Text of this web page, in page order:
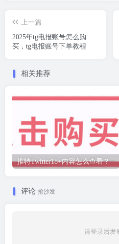
上一篇
2025年tg电报账号怎么购
买，tg电报账号下单教程
相关推荐
推特Twitter18+内容怎么查看？
评论 抢沙发
请登录后发